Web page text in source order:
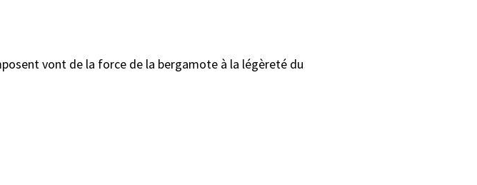
vont de la force de la bergamote à la légèreté du